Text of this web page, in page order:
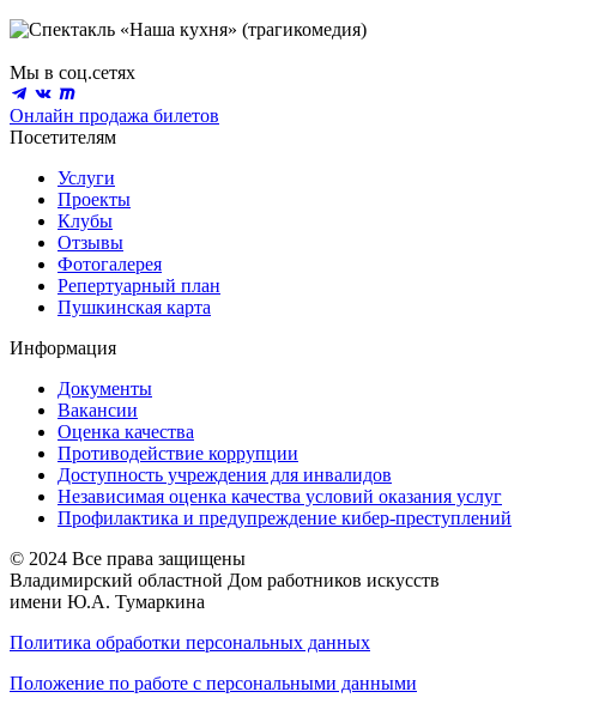
Мы в соц.сетях
Онлайн продажа билетов
Посетителям
Услуги
Проекты
Клубы
Отзывы
Фотогалерея
Репертуарный план
Пушкинская карта
Информация
Документы
Вакансии
Оценка качества
Противодействие коррупции
Доступность учреждения для инвалидов
Независимая оценка качества условий оказания услуг
Профилактика и предупреждение кибер-преступлений
© 2024 Все права защищены
Владимирский областной Дом работников искусств
имени Ю.А. Тумаркина
Политика обработки персональных данных
Положение по работе с персональными данными